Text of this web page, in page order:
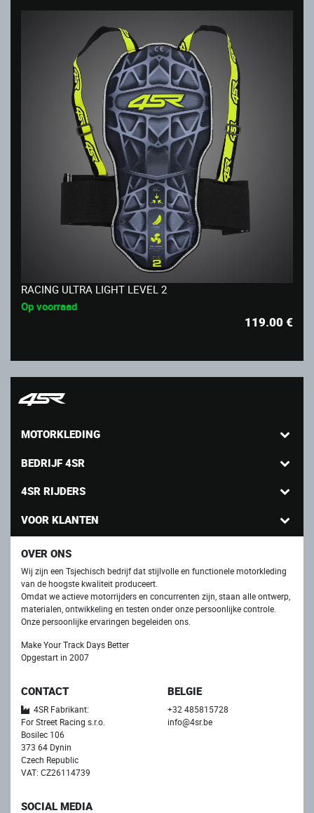
RACING ULTRA LIGHT LEVEL 2
Op voorraad
119.00€
MOTORKLEDING
BEDRIJF 4SR
4SR RIJDERS
VOOR KLANTEN
OVER ONS
Wij zijn een Tsjechisch bedrijf dat stijlvolle en functionele motorkleding
van de hoogste kwaliteit produceert.
Omdat we actieve motorrijders en concurrenten zijn, staan ​​alle ontwerp,
materialen, ontwikkeling en testen onder onze persoonlijke controle.
Onze persoonlijke ervaringen begeleiden ons.
Make Your Track Days Better
Opgestart in 2007
CONTACT
4SR Fabrikant:
For Street Racing s.r.o.
Bosilec 106
373 64 Dynin
Czech Republic
VAT: CZ26114739
BELGIE
+32 485815728
info@4sr.be
SOCIAL MEDIA